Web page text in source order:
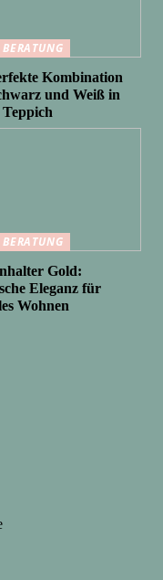
BERATUNG
Kombination
und Weiß in
Teppich
BERATUNG
Gold:
Eleganz für
Wohnen